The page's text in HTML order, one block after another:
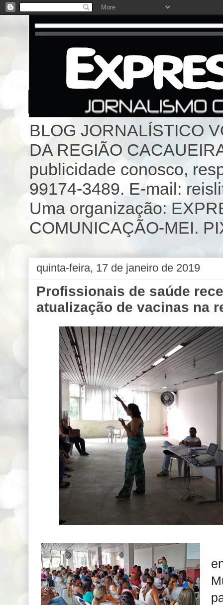
BLOG JORNALÍSTICO
DA REGIÃO
publicidade conosco,
99174-3489. E-mail:
Uma organização:
COMUNICAÇÃO-MEI.
quinta-feira, 17 de janeiro de 2019
Profissionais de saúde
atualização de vacinas na